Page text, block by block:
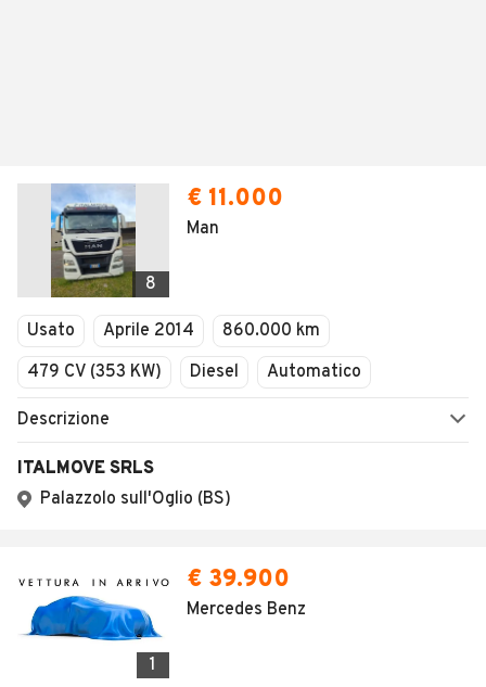
8
€ 11.000
Man
Usato Aprile 2014
860.000 km
479 CV (353 KW)
Diesel Automatico
Descrizione
ITALMOVE SRLS
Palazzolo sull'Oglio (BS)
1
€ 39.900
Mercedes Benz